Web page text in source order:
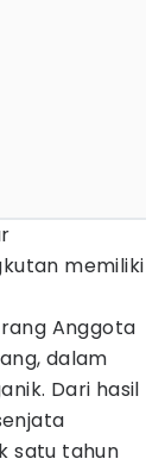
memiliki
Anggota
dalam
Dari hasil
satu tahun